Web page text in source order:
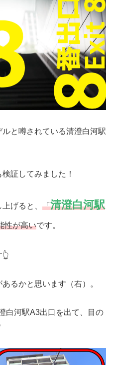
と噂されている清澄白河駅
証してみました！
げると、 「清澄白河駅
性が高いです。
るかと思います（右）。
白河駅A3出口を出て、目の